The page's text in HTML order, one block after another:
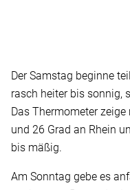
Der Samstag beginne
rasch heiter bis sonnig,
Das Thermometer
und 26 Grad an Rhein
bis mäßig.
Am Sonntag gebe es